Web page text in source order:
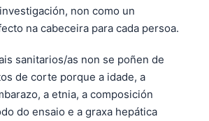
non como un
na cabeceira para cada persoa.
sanitarios/as non se poñen de
de corte porque a idade, a
a etnia, a composición
do ensaio e a graxa hepática